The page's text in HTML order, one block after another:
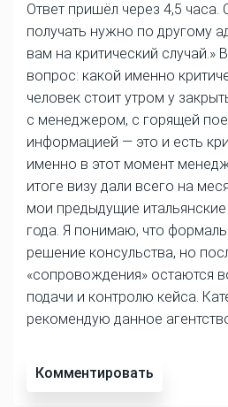
Ответ пришёл через 4,5 часа.
получать нужно по другому
вам на критический случай.»
вопрос: какой именно
человек стоит утром у
с менеджером, с горящей
информацией — это и есть
именно в этот момент
итоге визу дали всего на
мои предыдущие
года. Я понимаю, что
решение консульства, но
«сопровождения» остаются
подачи и контролю кейса.
рекомендую данное
Комментировать